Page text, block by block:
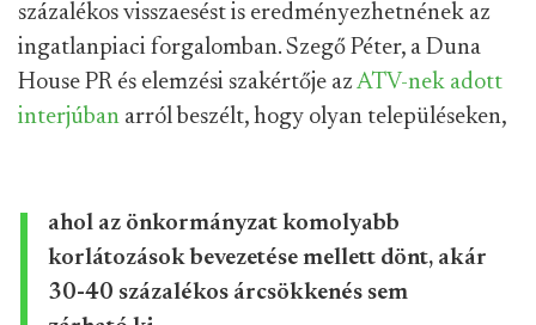
százalékos visszaesést is eredményezhetnének az
ingatlanpiaci forgalomban. Szegő Péter, a Duna
House PR és elemzési szakértője az ATV-nek adott
interjúban arról beszélt, hogy olyan településeken,
ahol az önkormányzat komolyabb
korlátozások bevezetése mellett dönt, akár
30-40 százalékos árcsökkenés sem